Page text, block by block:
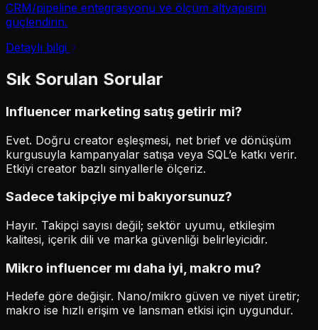
CRM/pipeline entegrasyonu ve ölçüm altyapısını
güçlendirin.
Detaylı bilgi
Sık Sorulan Sorular
Influencer marketing satış getirir mi?
Evet. Doğru creator eşleşmesi, net brief ve dönüşüm
kurgusuyla kampanyalar satışa veya SQL’e katkı verir.
Etkiyi creator bazlı sinyallerle ölçeriz.
Sadece takipçiye mi bakıyorsunuz?
Hayır. Takipçi sayısı değil; sektör uyumu, etkileşim
kalitesi, içerik dili ve marka güvenliği belirleyicidir.
Mikro influencer mı daha iyi, makro mu?
Hedefe göre değişir. Nano/mikro güven ve niyet üretir;
makro ise hızlı erişim ve lansman etkisi için uygundur.